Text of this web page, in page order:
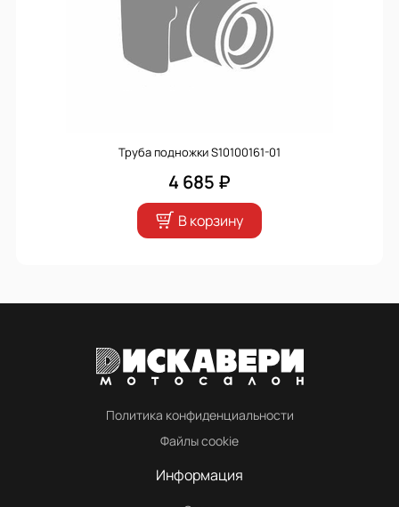
Труба подножки S10100161-01
4 685 ₽
В корзину
Политика конфиденциальности
Файлы cookie
Информация